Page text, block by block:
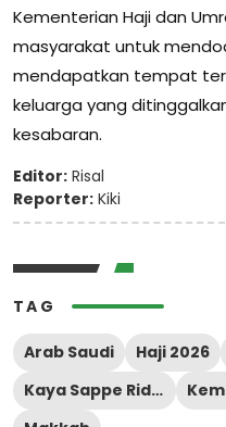
Kementerian Haji dan
masyarakat untuk
mendapatkan tempat
keluarga yang
kesabaran.
Editor: Risal
Reporter: Kiki
TAG
Arab Saudi Haji 2026
Kaya Sappe Riddi